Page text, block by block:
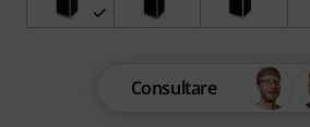
Consultare